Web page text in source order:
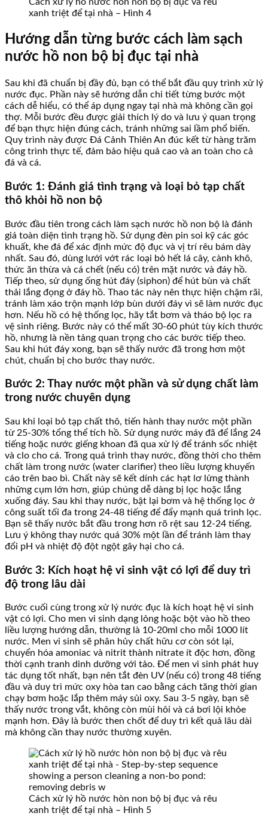
Cách xử lý hồ nước hòn non bộ bị đục và rêu
xanh triệt để tại nhà – Hình 4
Hướng dẫn từng bước cách làm sạch
nước hồ non bộ bị đục tại nhà
Sau khi đã chuẩn bị đầy đủ, bạn có thể bắt đầu quy trình xử lý
nước đục. Phần này sẽ hướng dẫn chi tiết từng bước một
cách dễ hiểu, có thể áp dụng ngay tại nhà mà không cần gọi
thợ. Mỗi bước đều được giải thích lý do và lưu ý quan trọng
để bạn thực hiện đúng cách, tránh những sai lầm phổ biến.
Quy trình này được Đá Cảnh Thiên An đúc kết từ hàng trăm
công trình thực tế, đảm bảo hiệu quả cao và an toàn cho cả
đá và cá.
Bước 1: Đánh giá tình trạng và loại bỏ tạp chất
thô khỏi hồ non bộ
Bước đầu tiên trong cách làm sạch nước hồ non bộ là đánh
giá toàn diện tình trạng hồ. Sử dụng đèn pin soi kỹ các góc
khuất, khe đá để xác định mức độ đục và vị trí rêu bám dày
nhất. Sau đó, dùng lưới vớt rác loại bỏ hết lá cây, cành khô,
thức ăn thừa và cá chết (nếu có) trên mặt nước và đáy hồ.
Tiếp theo, sử dụng ống hút đáy (siphon) để hút bùn và chất
thải lắng đọng ở đáy hồ. Thao tác này nên thực hiện chậm rãi,
tránh làm xáo trộn mạnh lớp bùn dưới đáy vì sẽ làm nước đục
hơn. Nếu hồ có hệ thống lọc, hãy tắt bơm và tháo bộ lọc ra
vệ sinh riêng. Bước này có thể mất 30-60 phút tùy kích thước
hồ, nhưng là nền tảng quan trọng cho các bước tiếp theo.
Sau khi hút đáy xong, bạn sẽ thấy nước đã trong hơn một
chút, chuẩn bị cho bước thay nước.
Bước 2: Thay nước một phần và sử dụng chất làm
trong nước chuyên dụng
Sau khi loại bỏ tạp chất thô, tiến hành thay nước một phần
từ 25-30% tổng thể tích hồ. Sử dụng nước máy đã để lắng 24
tiếng hoặc nước giếng khoan đã qua xử lý để tránh sốc nhiệt
và clo cho cá. Trong quá trình thay nước, đồng thời cho thêm
chất làm trong nước (water clarifier) theo liều lượng khuyến
cáo trên bao bì. Chất này sẽ kết dính các hạt lơ lửng thành
những cụm lớn hơn, giúp chúng dễ dàng bị lọc hoặc lắng
xuống đáy. Sau khi thay nước, bật lại bơm và hệ thống lọc ở
công suất tối đa trong 24-48 tiếng để đẩy mạnh quá trình lọc.
Bạn sẽ thấy nước bắt đầu trong hơn rõ rệt sau 12-24 tiếng.
Lưu ý không thay nước quá 30% một lần để tránh làm thay
đổi pH và nhiệt độ đột ngột gây hại cho cá.
Bước 3: Kích hoạt hệ vi sinh vật có lợi để duy trì
độ trong lâu dài
Bước cuối cùng trong xử lý nước đục là kích hoạt hệ vi sinh
vật có lợi. Cho men vi sinh dạng lỏng hoặc bột vào hồ theo
liều lượng hướng dẫn, thường là 10-20ml cho mỗi 1000 lít
nước. Men vi sinh sẽ phân hủy chất hữu cơ còn sót lại,
chuyển hóa amoniac và nitrit thành nitrate ít độc hơn, đồng
thời cạnh tranh dinh dưỡng với tảo. Để men vi sinh phát huy
tác dụng tốt nhất, bạn nên tắt đèn UV (nếu có) trong 48 tiếng
đầu và duy trì mức oxy hòa tan cao bằng cách tăng thời gian
chạy bơm hoặc lắp thêm máy sủi oxy. Sau 3-5 ngày, bạn sẽ
thấy nước trong vắt, không còn mùi hôi và cá bơi lội khỏe
mạnh hơn. Đây là bước then chốt để duy trì kết quả lâu dài
mà không cần thay nước thường xuyên.
Cách xử lý hồ nước hòn non bộ bị đục và rêu
xanh triệt để tại nhà – Hình 5